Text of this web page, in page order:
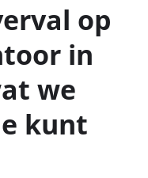
op
in
we
kunt